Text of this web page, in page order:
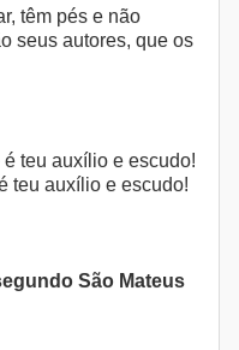
têm pés e não
seus autores, que os
teu auxílio e escudo!
teu auxílio e escudo!
São Mateus